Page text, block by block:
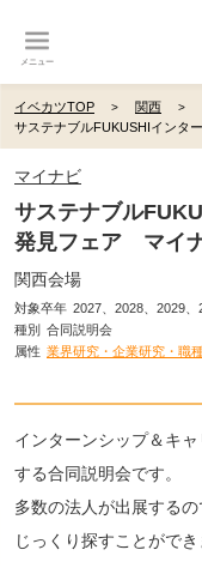
メニュー
イベカツTOP
関西
サステナブルFUKUSHIインタ
マイナビ
サステナブル
発見フェア マイ
関西会場
対象卒年 2027、2028、2029、
種別 合同説明会
属性 業界研究・企業研究・職
インターンシップ＆キ
する合同説明会です。
多数の法人が出展する
じっくり探すことができ